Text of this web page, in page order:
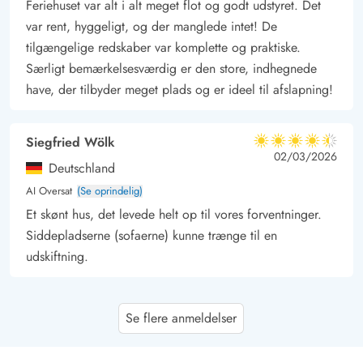
en fantastisk familieferie med mange muligheder.
Feriehuset var alt i alt meget flot og godt udstyret. Det
var rent, hyggeligt, og der manglede intet! De
tilgængelige redskaber var komplette og praktiske.
Særligt bemærkelsesværdig er den store, indhegnede
have, der tilbyder meget plads og er ideel til afslapning!
Siegfried Wölk
Deutschland
AI Oversat (Se oprindelig)
4.5 ud af 5
4.5 ud af 5
4.5 out of 5
02/03/2026
Et skønt hus, det levede helt op til vores forventninger.
Siddepladserne (sofaerne) kunne trænge til en
udskiftning.
Hans-Hermann RixenSe flere anmeldelser